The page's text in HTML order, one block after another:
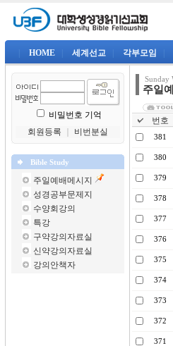
HOME 세계선교 각부모임
비밀번호 기억
회원등록
비번분실
Bible Study
주일예배메시지
성경공부문제지
수양회강의
특강
구약강의자료실
신약강의자료실
강의안책자
Sunday
주일
번호
381
380
379
378
377
376
375
374
373
372
371